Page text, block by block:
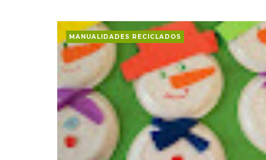
MANUALIDADES RECICLADOS